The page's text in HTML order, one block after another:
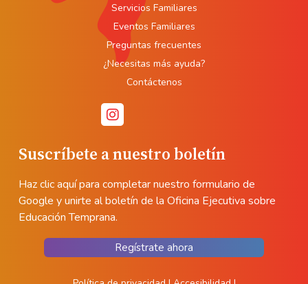
Suscríbete a nuestro boletín
Haz clic aquí para completar nuestro formulario de
Google y unirte al boletín de la Oficina Ejecutiva sobre
Educación Temprana.
Regístrate ahora
Servicios Familiares
Eventos Familiares
Preguntas frecuentes
¿Necesitas más ayuda?
Contáctenos